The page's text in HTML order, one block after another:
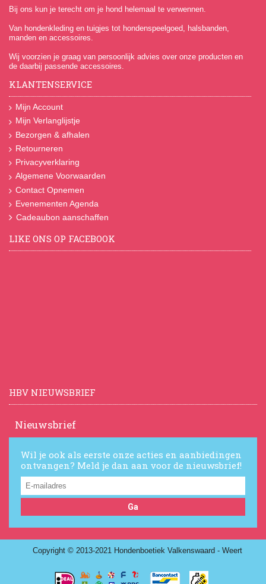
Bij ons kun je terecht om je hond helemaal te verwennen.
Van hondenkleding en tuigjes tot hondenspeelgoed, halsbanden,
manden en accessoires.
Wij voorzien je graag van persoonlijk advies over onze producten en
de daarbij passende accessoires.
KLANTENSERVICE
Mijn Account
Mijn Verlanglijstje
Bezorgen & afhalen
Retourneren
Privacyverklaring
Algemene Voorwaarden
Contact Opnemen
Evenementen Agenda
Cadeaubon aanschaffen
LIKE ONS OP FACEBOOK
HBV NIEUWSBRIEF
Nieuwsbrief
Wil je ook als eerste onze acties en aanbiedingen
ontvangen? Meld je dan aan voor de nieuwsbrief!
Ga
Copyright © 2013-2021 Hondenboetiek Valkenswaard - Weert